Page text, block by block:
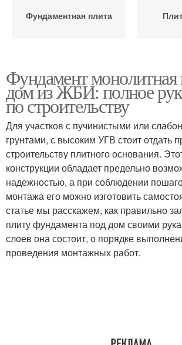
Фундаментная плита
Плиты для надежности
Фундамент монолитная
дом из ЖБИ: полное
по строительству
Для участков с пучинистыми или
грунтами, с высоким УГВ стоит отдать
строительству плитного основания.
конструкции обладает предельно
надежностью, а при соблюдении
монтажа его можно изготовить
статье мы расскажем, как правильно
плиту фундамента под дом своими
слоев она состоит, о порядке
проведения монтажных работ.